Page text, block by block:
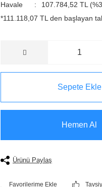
Havale
107.784,52 TL
*111.118,07 TL den başlayan
Sepete Ekle
Hemen Al
Ürünü Paylaş